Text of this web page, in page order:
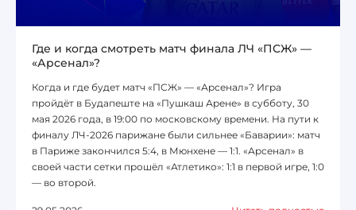
Где и когда смотреть матч финала ЛЧ «ПСЖ» —
«Арсенал»?
Когда и где будет матч «ПСЖ» — «Арсенал»? Игра
пройдёт в Будапеште на «Пушкаш Арене» в субботу, 30
мая 2026 года, в 19:00 по московскому времени. На пути к
финалу ЛЧ-2026 парижане были сильнее «Баварии»: матч
в Париже закончился 5:4, в Мюнхене — 1:1. «Арсенал» в
своей части сетки прошёл «Атлетико»: 1:1 в первой игре, 1:0
— во второй.